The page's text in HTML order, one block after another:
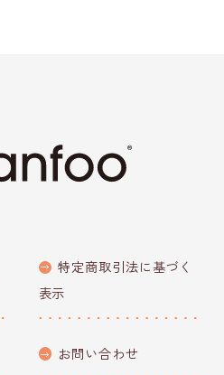
特定商取引法に基づく
表示
お問い合わせ